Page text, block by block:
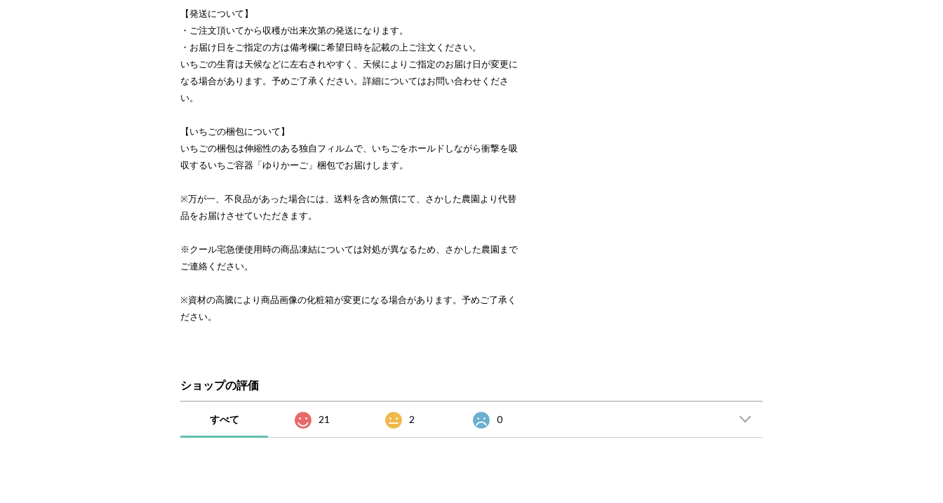
【発送について】
・ご注文頂いてから収穫が出来次第の発送になります。
・お届け日をご指定の方は備考欄に希望日時を記載の上ご注文ください。
いちごの生育は天候などに左右されやすく、天候によりご指定のお届け日が変更に
なる場合があります。予めご了承ください。詳細についてはお問い合わせくださ
い。
【いちごの梱包について】
いちごの梱包は伸縮性のある独自フィルムで、いちごをホールドしながら衝撃を吸
収するいちご容器「ゆりかーご」梱包でお届けします。
※万が一、不良品があった場合には、送料を含め無償にて、さかした農園より代替
品をお届けさせていただきます。
※クール宅急便使用時の商品凍結については対処が異なるため、さかした農園まで
ご連絡ください。
※資材の高騰により商品画像の化粧箱が変更になる場合があります。予めご了承く
ださい。
ショップの評価
すべて 21 2 0